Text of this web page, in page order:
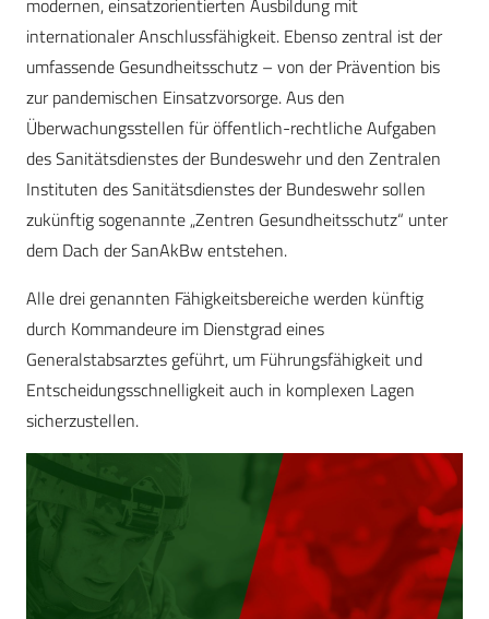
modernen, einsatzorientierten Ausbildung mit
internationaler Anschlussfähigkeit. Ebenso zentral ist der
umfassende Gesundheitsschutz – von der Prävention bis
zur pandemischen Einsatzvorsorge. Aus den
Überwachungsstellen für öffentlich-rechtliche Aufgaben
des Sanitätsdienstes der Bundeswehr und den Zentralen
Instituten des Sanitätsdienstes der Bundeswehr sollen
zukünftig sogenannte „Zentren Gesundheitsschutz“ unter
dem Dach der SanAkBw entstehen.
Alle drei genannten Fähigkeitsbereiche werden künftig
durch Kommandeure im Dienstgrad eines
Generalstabsarztes geführt, um Führungsfähigkeit und
Entscheidungsschnelligkeit auch in komplexen Lagen
sicherzustellen.